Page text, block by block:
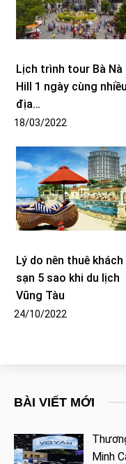
Lịch trình tour Bà Nà
Hill 1 ngày cùng nhiều
địa…
18/03/2022
Lý do nên thuê khách
sạn 5 sao khi du lịch
Vũng Tàu
24/10/2022
BÀI VIẾT MỚI
Minh